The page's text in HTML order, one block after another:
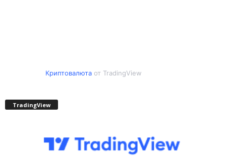
Криптовалютаот TradingView
TradingView